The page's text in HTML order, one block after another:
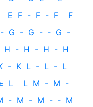
E F - F - F
F
- G - G - ‐ G -
H - H - H - H
- K L - L - L
L L M - M -
- M - M - ‐ M